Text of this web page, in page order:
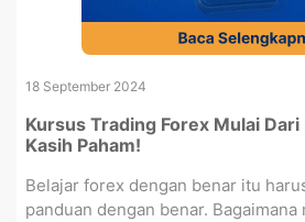
18 September 2024
Kursus Trading Forex Mulai Dari
Kasih Paham!
Belajar forex dengan benar itu
panduan dengan benar. Bagaimana